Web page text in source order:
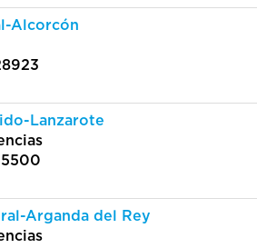
Alcorcón
Lanzarote
Arganda del Rey